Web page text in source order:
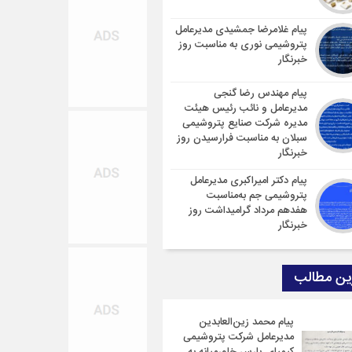
پیام غلامرضا جمشیدی مدیرعامل
پتروشیمی نوری به مناسبت روز
خبرنگار
پیام مهندس رضا گنجی
مدیرعامل و نائب رئیس هیئت
مدیره شرکت صنایع پتروشیمی
سبلان به مناسبت فرارسیدن روز
خبرنگار
پیام دکتر امیراکبری مدیرعامل
پتروشیمی جم به‌مناسبت
هفدهم مرداد گرامیداشت روز
خبرنگار
مطالب
پیام محمد زین‌العابدین
مدیرعامل شرکت پتروشیمی